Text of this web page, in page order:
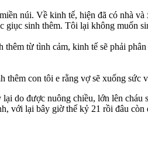
núi. Về kinh tế, hiện đã có nhà
sinh thêm. Tôi lại không muốn
từ tình cảm, kinh tế sẽ phải
con tôi e rằng vợ sẽ xuống sức
do được nuông chiều, lớn lên
với lại bây giờ thế kỷ 21 rồi đâu